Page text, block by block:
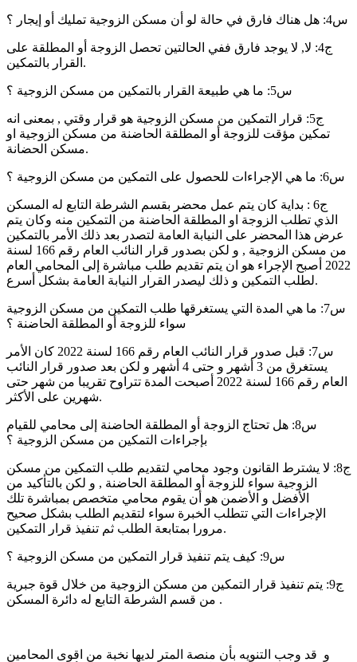
س4: هل هناك فارق في حالة لو أن مسكن الزوجية تمليك أو إيجار ؟
ج4: لا, لا يوجد فارق ففي الحالتين تحصل الزوجة أو المطلقة على
القرار بالتمكين.
س5: ما هي طبيعة القرار بالتمكين من مسكن الزوجية ؟
ج5: قرار التمكين من مسكن الزوجية هو قرار وقتي , بمعنى انه
تمكين مؤقت للزوجة أو المطلقة الحاضنة من مسكن الزوجية او
مسكن الحضانة.
س6: ما هي الإجراءات للحصول على التمكين من مسكن الزوجية ؟
ج6 : بداية كان يتم عمل محضر بقسم الشرطة التابع له المسكن
الذي تطلب الزوجة او المطلقة الحاضنة من التمكين منه وكان يتم
عرض هذا المحضر على النيابة العامة لتصدر بعد ذلك الأمر بالتمكين
من مسكن الزوجية , و لكن بصدور قرار النائب العام رقم 166 لسنة
2022 أصبح الإجراء هو ان يتم تقديم طلب مباشرة إلى المحامي العام
لطلب التمكين و ذلك ليصدر القرار النيابة العامة بشكل أسرع.
س7: ما هي المدة التي يستغرقها طلب التمكين من مسكن الزوجية
سواء للزوجة أو المطلقة الحاضنة ؟
س7: قبل صدور قرار النائب العام رقم 166 لسنة 2022 كان الأمر
يستغرق من 3 أشهر و حتى 4 أشهر و لكن بعد صدور قرار النائب
العام رقم 166 لسنة 2022 أصبحت المدة تتراوح تقريبا من شهر حتى
شهرين على الأكثر.
س8: هل تحتاج الزوجة أو المطلقة الحاضنة إلى محامي للقيام
بإجراءات التمكين من مسكن الزوجية ؟
ج8: لا يشترط القانون وجود محامي لتقديم طلب التمكين من مسكن
الزوجية سواء للزوجة أو المطلقة الحاضنة , و لكن بالتأكيد من
الأفضل و الأضمن هو أن يقوم محامي متخصص بمباشرة تلك
الإجراءات التي تتطلب الخبرة سواء لتقديم الطلب بشكل صحيح
مرورا بمتابعة الطلب ثم تنفيذ قرار التمكين.
س9: كيف يتم تنفيذ قرار التمكين من مسكن الزوجية ؟
ج9: يتم تنفيذ قرار التمكين من مسكن الزوجية من خلال قوة جبرية
من قسم الشرطة التابع له دائرة المسكن.
و قد وجب التنويه بأن منصة المتر لديها نخبة من اقوى المحامين